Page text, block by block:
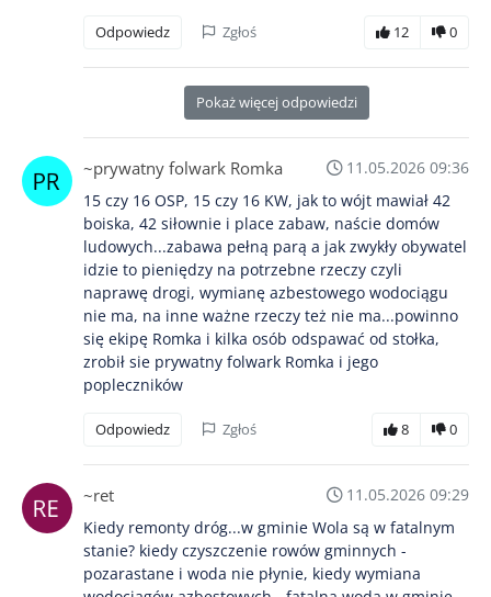
Odpowiedz Zgłoś 12 0
Pokaż więcej odpowiedzi
~prywatny folwark Romka
11.05.2026 09:36
15 czy 16 OSP, 15 czy 16 KW, jak to wójt mawiał 42
boiska, 42 siłownie i place zabaw, naście domów
ludowych...zabawa pełną parą a jak zwykły obywatel
idzie to pieniędzy na potrzebne rzeczy czyli
naprawę drogi, wymianę azbestowego wodociągu
nie ma, na inne ważne rzeczy też nie ma...powinno
się ekipę Romka i kilka osób odspawać od stołka,
zrobił sie prywatny folwark Romka i jego
popleczników
Odpowiedz Zgłoś 8 0
~ret
11.05.2026 09:29
Kiedy remonty dróg...w gminie Wola są w fatalnym
stanie? kiedy czyszczenie rowów gminnych -
pozarastane i woda nie płynie, kiedy wymiana